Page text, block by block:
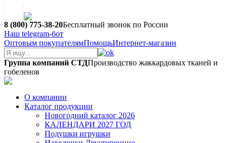
8 (800) 775-38-20Бесплатный звонок по России
Наш telegram-бот
Оптовым покупателямПомощьИнтернет-магазин
Группа компаний СТДПроизводство жаккардовых тканей и
гобеленов
О компании
Каталог продукции
Новогодний каталог 2026
КАЛЕНДАРИ 2027 ГОД
Подушки игрушки